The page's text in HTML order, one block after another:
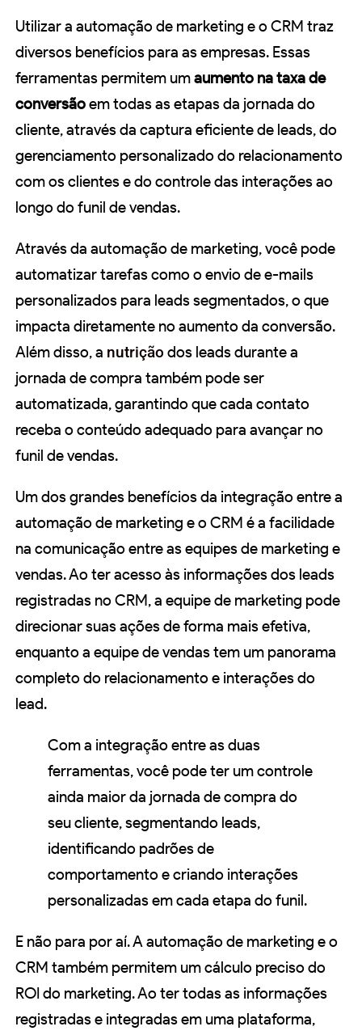
Utilizar a automação de marketing e o CRM traz
diversos benefícios para as empresas. Essas
ferramentas permitem umaumento na taxa de
conversãoem todas as etapas da jornada do
cliente, através da captura eficiente de leads, do
gerenciamento personalizado do relacionamento
com os clientes e do controle das interações ao
longo do funil de vendas.
Através da automação de marketing, você pode
automatizar tarefas como o envio de e-mails
personalizados para leads segmentados, o que
impacta diretamente no aumento da conversão.
Além disso, a nutrição dos leads durante a
jornada de compra também pode ser
automatizada, garantindo que cada contato
receba o conteúdo adequado para avançar no
funil de vendas.
Um dos grandes benefícios da integração entre a
automação de marketing e o CRM é a facilidade
na comunicação entre as equipes de marketing e
vendas. Ao ter acesso às informações dos leads
registradas no CRM, a equipe de marketing pode
direcionar suas ações de forma mais efetiva,
enquanto a equipe de vendas tem um panorama
completo do relacionamento e interações do
lead.
Com a integração entre as duas
ferramentas, você pode ter um controle
ainda maior da jornada de compra do
seu cliente, segmentando leads,
identificando padrões de
comportamento e criando interações
personalizadas em cada etapa do funil.
E não para por aí. A automação de marketing e o
CRM também permitem um cálculo preciso do
ROI do marketing. Ao ter todas as informações
registradas e integradas em uma plataforma,